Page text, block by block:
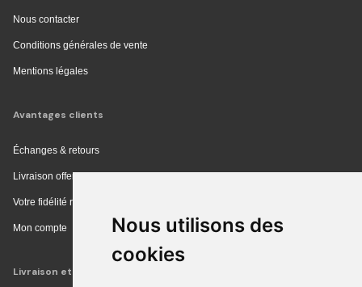
Nous utilisons des
cookies
Nous contacter
Conditions générales de vente
Mentions légales
Avantages clients
Échanges & retours
Livraison offerte en magasin
Votre fidélité récompensée
Mon compte
Livraison et achat